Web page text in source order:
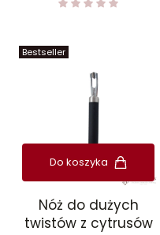
Bestseller
Do koszyka
Nóż do dużych
twistów z cytrusów